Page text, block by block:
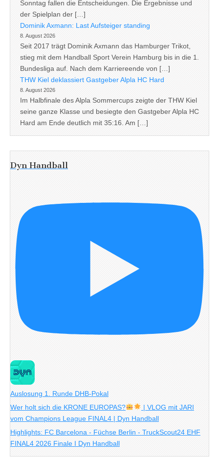
Sonntag fallen die Entscheidungen. Die Ergebnisse und
der Spielplan der […]
Dominik Axmann: Last Aufsteiger standing
8. August 2026
Seit 2017 trägt Dominik Axmann das Hamburger Trikot,
stieg mit dem Handball Sport Verein Hamburg bis in die 1.
Bundesliga auf. Nach dem Karriereende von […]
THW Kiel deklassiert Gastgeber Alpla HC Hard
8. August 2026
Im Halbfinale des Alpla Sommercups zeigte der THW Kiel
seine ganze Klasse und besiegte den Gastgeber Alpla HC
Hard am Ende deutlich mit 35:16. Am […]
Dyn Handball
Auslosung 1. Runde DHB-Pokal
Wer holt sich die KRONE EUROPAS?
| VLOG mit JARI
vom Champions League FINAL4 | Dyn Handball
Highlights: FC Barcelona - Füchse Berlin - TruckScout24 EHF
FINAL4 2026 Finale I Dyn Handball